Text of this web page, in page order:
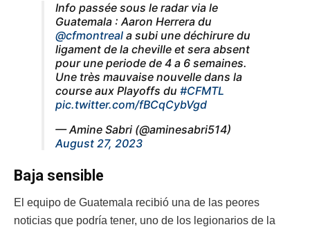
Info passée sous le radar via le
Guatemala : Aaron Herrera du
@cfmontreal a subi une déchirure du
ligament de la cheville et sera absent
pour une periode de 4 a 6 semaines.
Une très mauvaise nouvelle dans la
course aux Playoffs du #CFMTL
pic.twitter.com/fBCqCybVgd
— Amine Sabri (@aminesabri514)
August 27, 2023
Baja sensible
El equipo de Guatemala recibió una de las peores
noticias que podría tener, uno de los legionarios de la